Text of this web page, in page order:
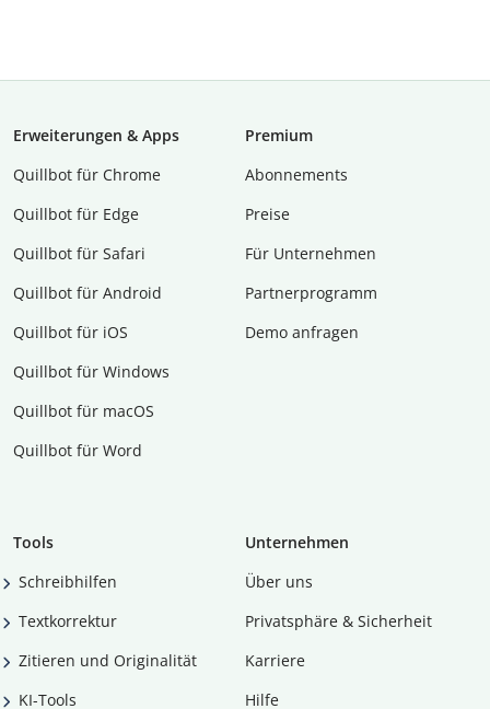
Erweiterungen & Apps
Quillbot für Chrome
Quillbot für Edge
Quillbot für Safari
Quillbot für Android
Quillbot für iOS
Quillbot für Windows
Quillbot für macOS
Quillbot für Word
Premium
Abon­ne­ments
Preise
Für Unternehmen
Partnerprogramm
Demo anfragen
Tools
Schreibhilfen
Textkorrektur
Zitieren und Originalität
KI-Tools
Unternehmen
Über uns
Privatsphäre & Sicherheit
Karriere
Hilfe